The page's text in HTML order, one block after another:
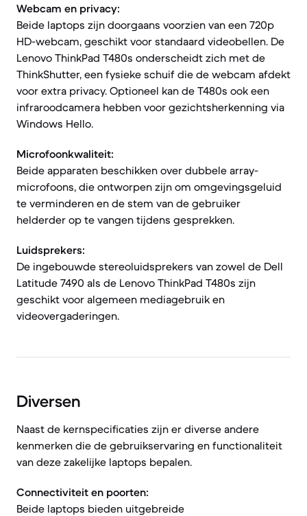
Webcam en privacy:
Beide laptops zijn doorgaans voorzien van een 720p
HD-webcam, geschikt voor standaard videobellen. De
Lenovo ThinkPad T480s onderscheidt zich met de
ThinkShutter, een fysieke schuif die de webcam afdekt
voor extra privacy. Optioneel kan de T480s ook een
infraroodcamera hebben voor gezichtsherkenning via
Windows Hello.
Microfoonkwaliteit:
Beide apparaten beschikken over dubbele array-
microfoons, die ontworpen zijn om omgevingsgeluid
te verminderen en de stem van de gebruiker
helderder op te vangen tijdens gesprekken.
Luidsprekers:
De ingebouwde stereoluidsprekers van zowel de Dell
Latitude 7490 als de Lenovo ThinkPad T480s zijn
geschikt voor algemeen mediagebruik en
videovergaderingen.
Diversen
Naast de kernspecificaties zijn er diverse andere
kenmerken die de gebruikservaring en functionaliteit
van deze zakelijke laptops bepalen.
Connectiviteit en poorten:
Beide laptops bieden uitgebreide